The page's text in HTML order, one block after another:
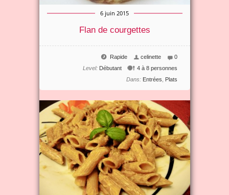
6 juin 2015
Flan de courgettes
0
celinette
Rapide
4 à 8 personnes
Level: Débutant
Dans: Entrées Plats